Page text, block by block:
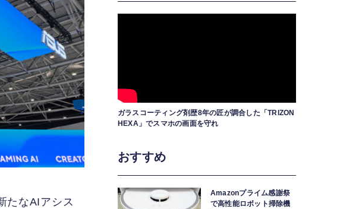
たなAIアシス
ガラスコーティング剤歴8年の匠が調合した「TRIZON
HEXA」でスマホの画面を守れ
おすすめ
Amazonプライム感謝祭
で高性能ロボット掃除機